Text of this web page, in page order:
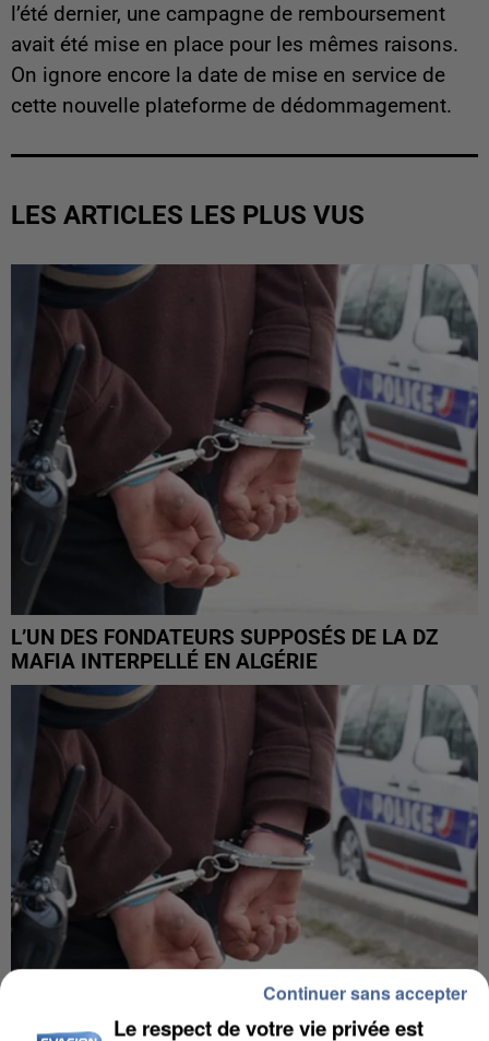
l’été dernier, une campagne de remboursement
avait été mise en place pour les mêmes raisons.
On ignore encore la date de mise en service de
cette nouvelle plateforme de dédommagement.
LES ARTICLES LES PLUS VUS
L’UN DES FONDATEURS SUPPOSÉS DE LA DZ
MAFIA INTERPELLÉ EN ALGÉRIE
Le respect de votre vie privée est
Continuer sans accepter